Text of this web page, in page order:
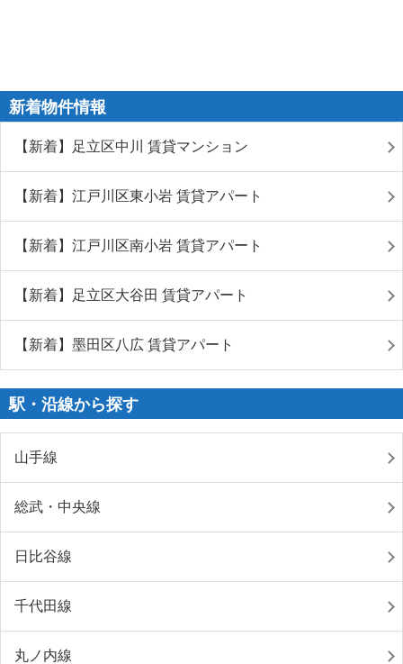
新着物件情報
【新着】足立区中川 賃貸マンション
【新着】江戸川区東小岩 賃貸アパート
【新着】江戸川区南小岩 賃貸アパート
【新着】足立区大谷田 賃貸アパート
【新着】墨田区八広 賃貸アパート
駅・沿線から探す
山手線
総武・中央線
日比谷線
千代田線
丸ノ内線